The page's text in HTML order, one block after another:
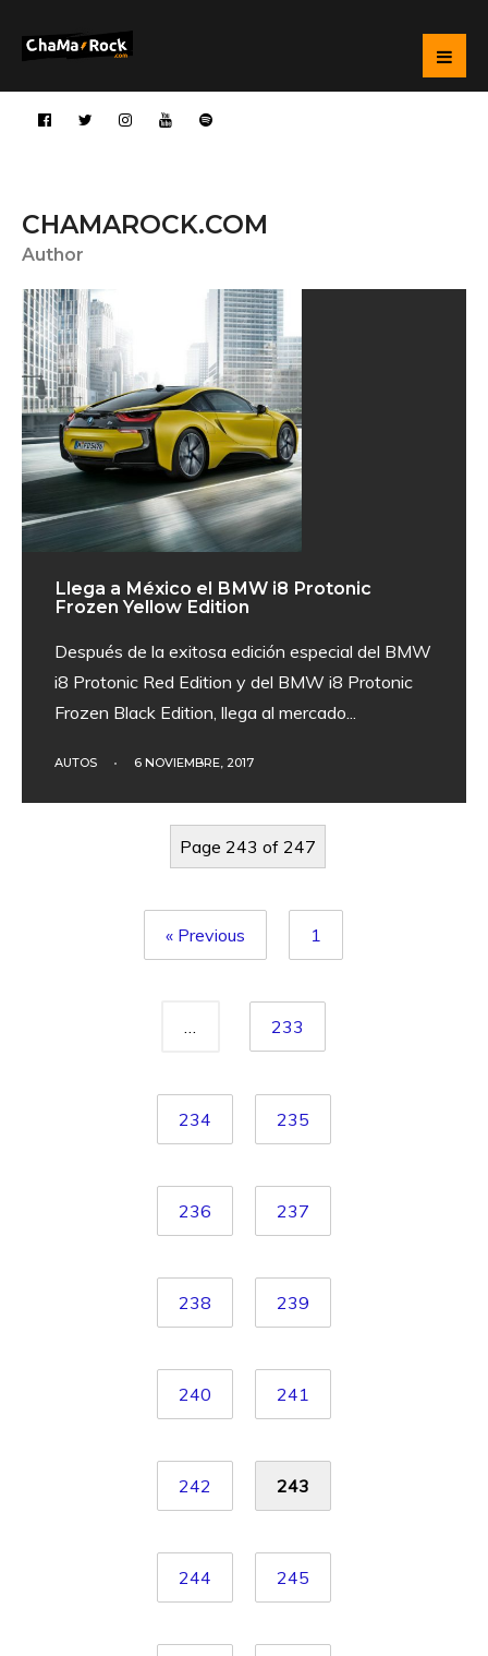
CHAMAROCK.COM
Author
Llega a México el BMW i8 Protonic
Frozen Yellow Edition
Después de la exitosa edición especial del BMW
i8 Protonic Red Edition y del BMW i8 Protonic
Frozen Black Edition, llega al mercado...
AUTOS • 6 NOVIEMBRE, 2017
Page 243 of 247
« Previous 1
233
234 235
236 237
238 239
240 241
242 243
244 245